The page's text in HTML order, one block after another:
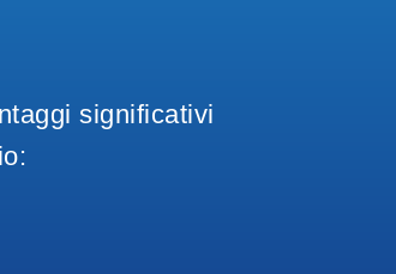
significativi